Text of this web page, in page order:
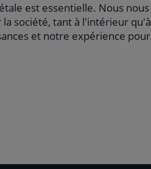
est essentielle. Nous nous
société, tant à l'intérieur qu'à
et notre expérience pour